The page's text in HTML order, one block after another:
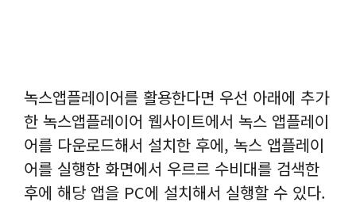
녹스앱플레이어를 활용한다면 우선 아래에 추가
한 녹스앱플레이어 웹사이트에서 녹스 앱플레이
어를 다운로드해서 설치한 후에, 녹스 앱플레이
어를 실행한 화면에서 우르르 수비대를 검색한
후에 해당 앱을 PC에 설치해서 실행할 수 있다.